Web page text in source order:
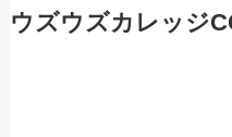
ウズウズカレッジ